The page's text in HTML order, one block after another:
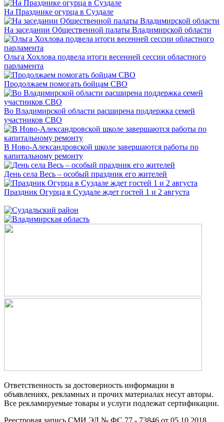
На Празднике огурца в Суздале
На заседании Общественной палаты Владимирской области
Ольга Хохлова подвела итоги весенней сессии областного
парламента
Продолжаем помогать бойцам СВО
Во Владимирской области расширена поддержка семей
участников СВО
В Ново-Александровской школе завершаются работы по
капитальному ремонту
День села Весь – особый праздник его жителей
Праздник Огурца в Суздале ждет гостей 1 и 2 августа
Ответственность за достоверность информации в
объявлениях, рекламных и прочих материалах несут авторы.
Все рекламируемые товары и услуги подлежат сертификации.